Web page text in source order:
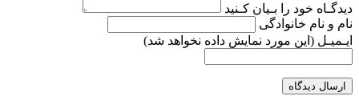
دیدگـاه خود را بـیان کـنید
نام و نام خانوادگی
ایـمیـل (این مورد نمایش داده نخواهد شد)
ارسال دیدگاه